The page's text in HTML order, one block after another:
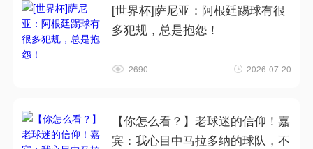
[世界杯]萨尼亚：阿根廷踢球有很
多犯规，总是抱怨！
2690 2026-07-20
【你怎么看？】老球迷的信仰！嘉
宾：我心目中马拉多纳的球队，不